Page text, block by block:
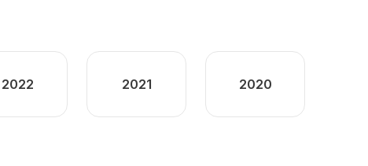
2022 2021 2020